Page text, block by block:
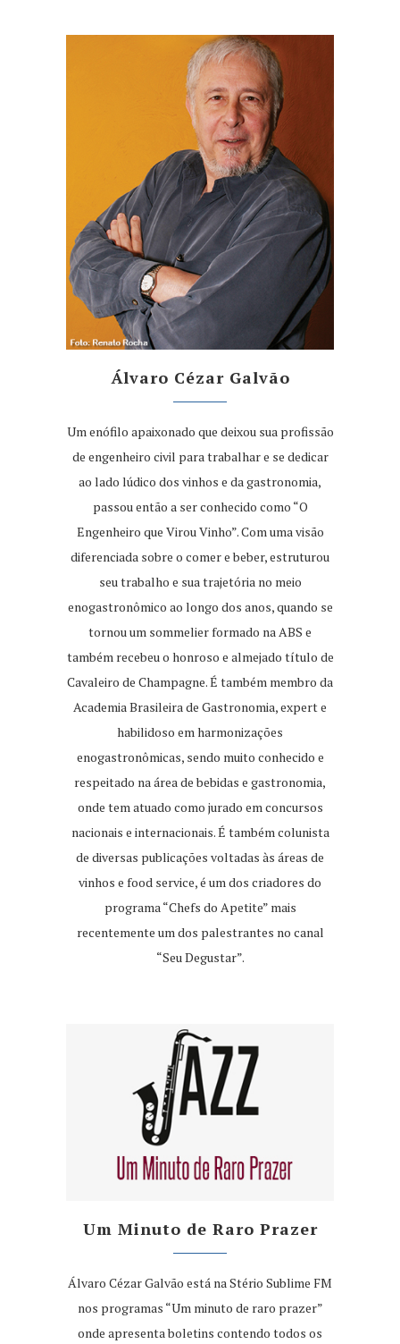
Álvaro Cézar Galvão
Um enófilo apaixonado que deixou sua profissão
de engenheiro civil para trabalhar e se dedicar
ao lado lúdico dos vinhos e da gastronomia,
passou então a ser conhecido como “O
Engenheiro que Virou Vinho”. Com uma visão
diferenciada sobre o comer e beber, estruturou
seu trabalho e sua trajetória no meio
enogastronômico ao longo dos anos, quando se
tornou um sommelier formado na ABS e
também recebeu o honroso e almejado título de
Cavaleiro de Champagne. É também membro da
Academia Brasileira de Gastronomia, expert e
habilidoso em harmonizações
enogastronômicas, sendo muito conhecido e
respeitado na área de bebidas e gastronomia,
onde tem atuado como jurado em concursos
nacionais e internacionais. É também colunista
de diversas publicações voltadas às áreas de
vinhos e food service, é um dos criadores do
programa “Chefs do Apetite” mais
recentemente um dos palestrantes no canal
“Seu Degustar”.
Um Minuto de Raro Prazer
Álvaro Cézar Galvão está na Stério Sublime FM
nos programas “Um minuto de raro prazer”
onde apresenta boletins contendo todos os